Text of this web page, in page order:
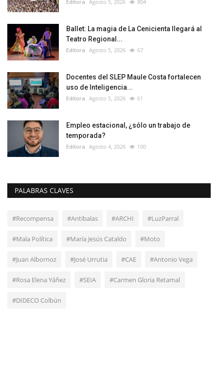
Editora Agosto 5, 2026 804
Ballet: La magia de La Cenicienta llegará al
Teatro Regional...
Editora Agosto 5, 2026 67
Docentes del SLEP Maule Costa fortalecen
uso de Inteligencia...
Editora Agosto 5, 2026 61
Empleo estacional, ¿sólo un trabajo de
temporada?
Editora Agosto 4, 2026 100
PALABRAS CLAVES
#Recompensa #Antibalas #ARCHI #LuzParral
#Mala Política #María Jesús Cataldo #Moto
#Juan Albornoz #José Urrutia #CAE #Antonio Vega
#Rosa Elena Yáñez #SEIA #Carmen Gloria Retamal
#DIDECO Colbún